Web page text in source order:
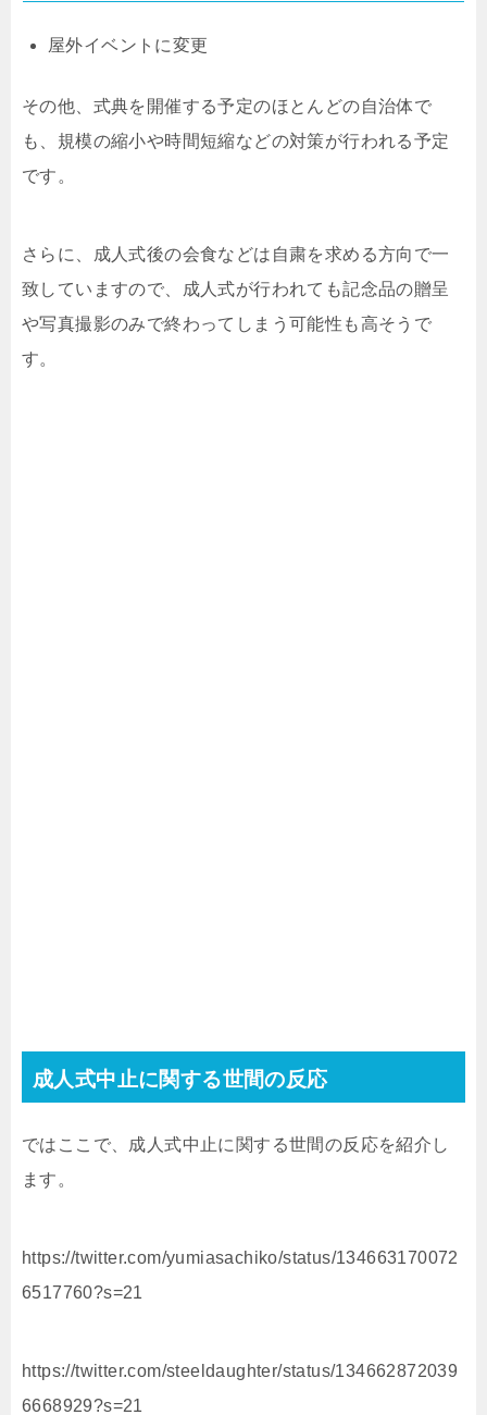
屋外イベントに変更
その他、式典を開催する予定のほとんどの自治体で
も、規模の縮小や時間短縮などの対策が行われる予定
です。
さらに、成人式後の会食などは自粛を求める方向で一
致していますので、成人式が行われても記念品の贈呈
や写真撮影のみで終わってしまう可能性も高そうで
す。
成人式中止に関する世間の反応
ではここで、成人式中止に関する世間の反応を紹介し
ます。
https://twitter.com/yumiasachiko/status/134663170072
6517760?s=21
https://twitter.com/steeldaughter/status/134662872039
6668929?s=21